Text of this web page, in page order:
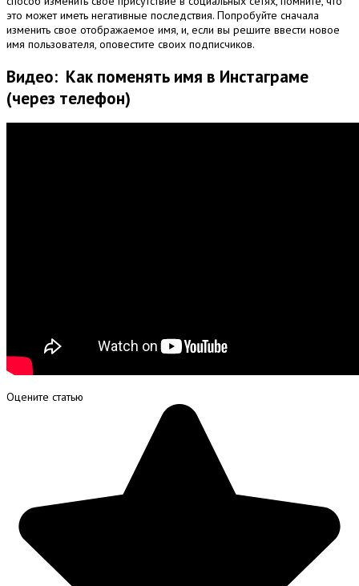
это может иметь негативные последствия. Попробуйте сначала
изменить свое отображаемое имя, и, если вы решите ввести новое
имя пользователя, оповестите своих подписчиков.
Видео: Как поменять имя в Инстаграме
(через телефон)
Оцените статью